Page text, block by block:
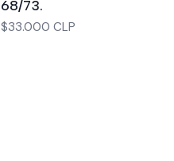
68/73.
$33.000 CLP